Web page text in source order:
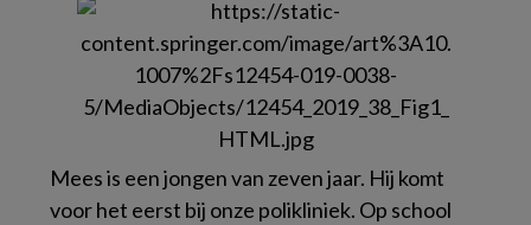
Mees is een jongen van zeven jaar. Hij komt
voor het eerst bij onze polikliniek. Op school